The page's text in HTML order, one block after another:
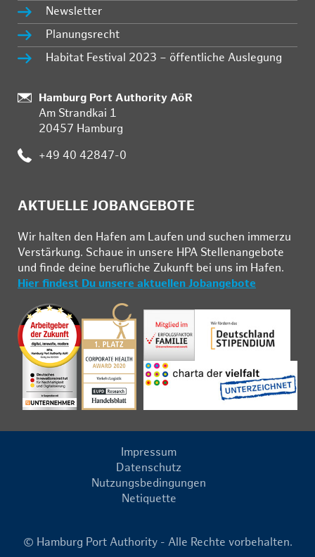
Newsletter
Planungsrecht
Habitat Festival 2023 – öffentliche Auslegung
Standort:
Hamburg Port Authority AöR
Am Strandkai 1
20457 Hamburg
Telefon:
+49 40 42847-0
AKTUELLE JOBANGEBOTE
Wir hal­ten den Ha­fen am Lau­fen und su­chen im­mer­zu
Ver­stär­kung. Schau­e in un­se­re HPA Stel­len­an­ge­bo­te
und fin­de deine be­ruf­li­che Zu­kunft bei uns im Ha­fen.
Hier findest Du unsere aktuellen Jobangebote
Impressum
Datenschutz
Nutzungsbedingungen
Netiquette
© Hamburg Port Authority - Alle Rechte vorbehalten.